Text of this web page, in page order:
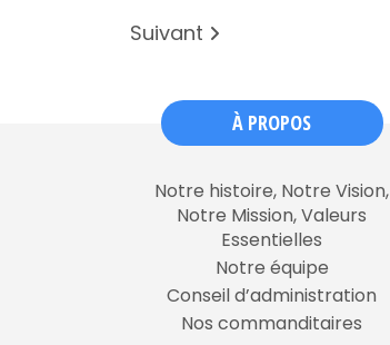
Suivant
À PROPOS
Notre histoire, Notre Vision,
Notre Mission, Valeurs
Essentielles
Notre équipe
Conseil d’administration
Nos commanditaires